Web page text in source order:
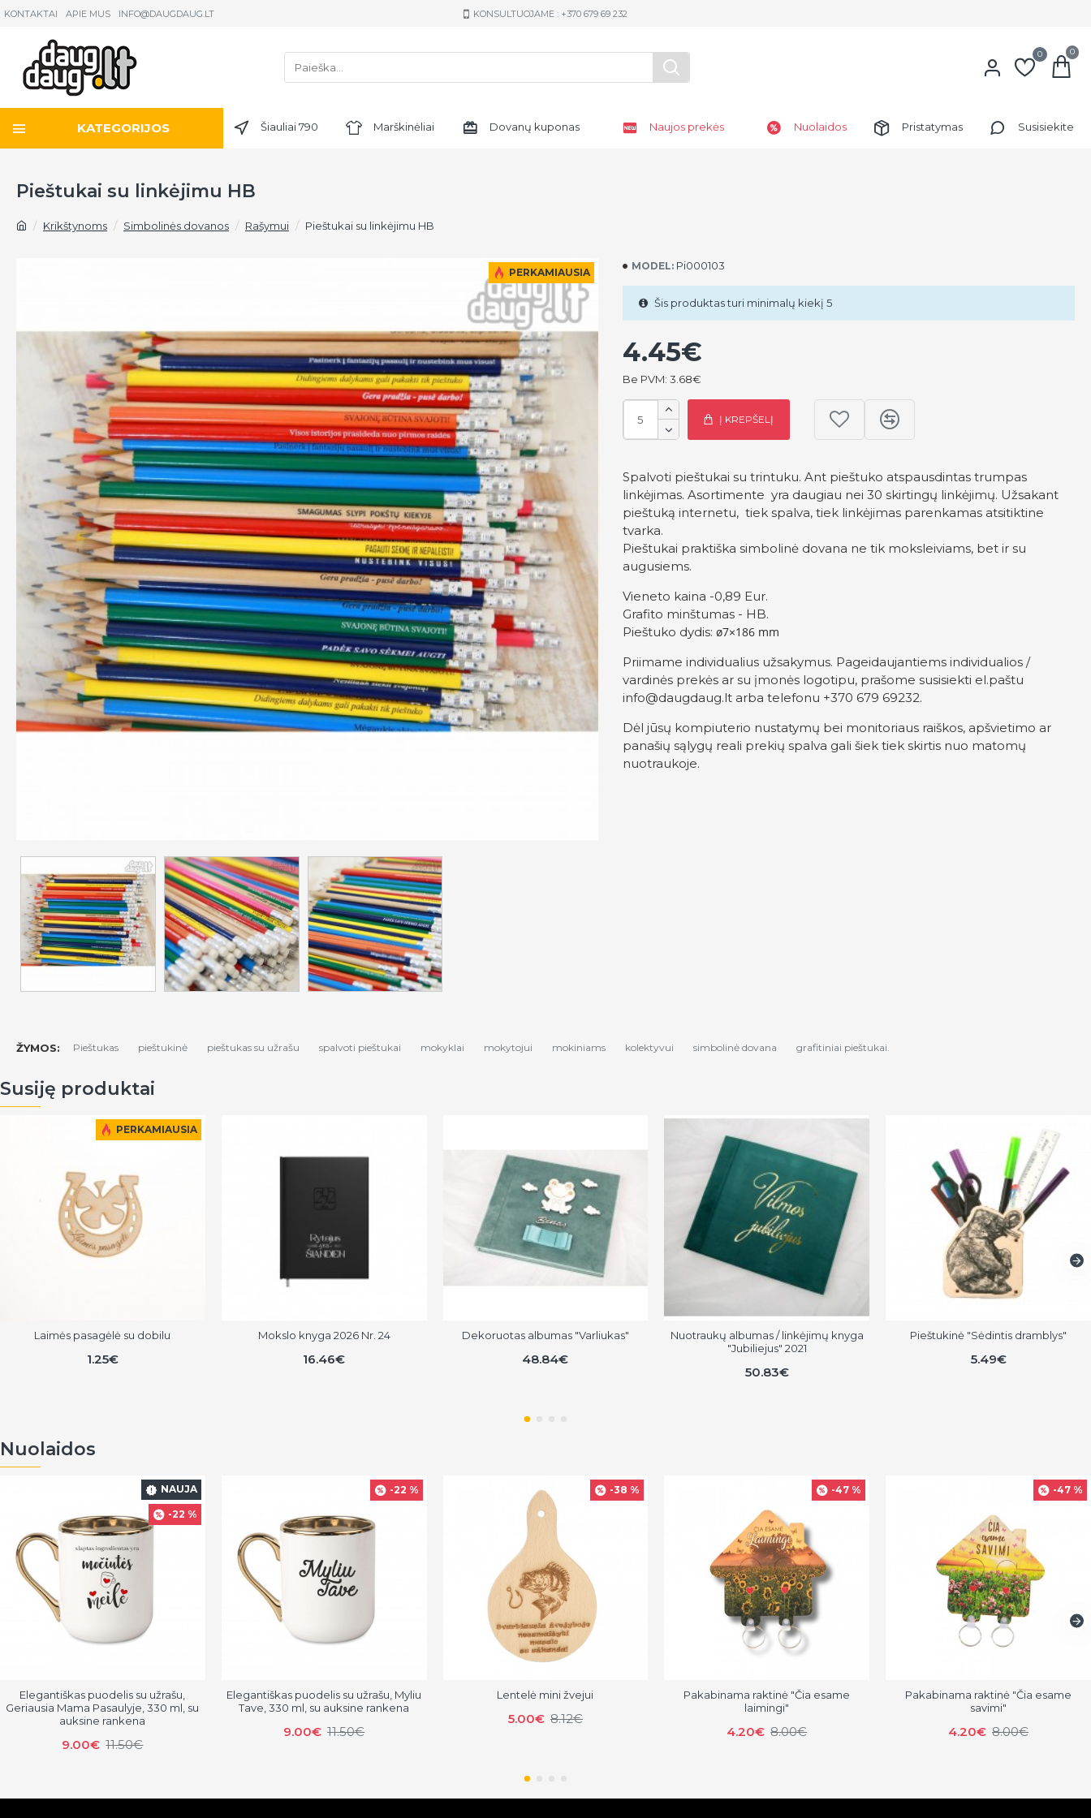
KONTAKTAI APIE MUS INFO@DAUGDAUG.LT KONSULTUOJAME : +370 679 69 232
0 0
KATEGORIJOS Šiauliai 790 Marškinėliai Dovanų kuponas Naujos prekės Nuolaidos Pristatymas Susisiekite
Krikštynoms Simbolinės dovanos Rašymui Pieštukai su linkėjimu HB
Pieštukai su linkėjimu HB
PERKAMIAUSIA
MODEL: Pi000103
4.45€
Be PVM: 3.68€
Į KREPŠELĮ
Šis produktas turi minimalų kiekį 5
Spalvoti pieštukai su trintuku. Ant pieštuko atspausdintas trumpas
linkėjimas. Asortimente yra daugiau nei 30 skirtingų linkėjimų. Užsakant
pieštuką internetu, tiek spalva, tiek linkėjimas parenkamas atsitiktine
tvarka.
Pieštukai praktiška simbolinė dovana ne tik moksleiviams, bet ir su
augusiems.
Vieneto kaina -0,89 Eur.
Grafito minštumas - HB.
Pieštuko dydis:ø7×186 mm
Priimame individualius užsakymus. Pageidaujantiems individualios /
vardinės prekės ar su įmonės logotipu, prašome susisiekti el.paštu
info@daugdaug.lt arba telefonu +370 679 69232.
Dėl jūsų kompiuterio nustatymų bei monitoriaus raiškos, apšvietimo ar
panašių sąlygų reali prekių spalva gali šiek tiek skirtis nuo matomų
nuotraukoje.
ŽYMOS: Pieštukas pieštukinė pieštukas su užrašu spalvoti pieštukai mokyklai mokytojui mokiniams kolektyvui simbolinė dovana grafitiniai pieštukai.
Susiję produktai
PERKAMIAUSIA
Laimės pasagėlė su dobilu
1.25€
Mokslo knyga 2026 Nr. 24
16.46€
Dekoruotas albumas "Varliukas"
48.84€
Nuotraukų albumas / linkėjimų knyga
"Jubiliejus" 2021
50.83€
Pieštukinė "Sėdintis dramblys"
5.49€
Nuolaidos
NAUJA
-22 %
Elegantiškas puodelis su užrašu,
Geriausia Mama Pasaulyje, 330 ml, su
auksine rankena
9.00€ 11.50€
-22 %
Elegantiškas puodelis su užrašu, Myliu
Tave, 330 ml, su auksine rankena
9.00€ 11.50€
-38 %
Lentelė mini žvejui
5.00€ 8.12€
-47 %
Pakabinama raktinė "Čia esame
laimingi"
4.20€ 8.00€
-47 %
Pakabinama raktinė "Čia esame
savimi"
4.20€ 8.00€